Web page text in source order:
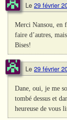
Le 29 février
Merci Nansou, en
faire d’autres,
Bises!
Le 29 février
Dane, oui, je me
tombé dessus et
heureuse de vous